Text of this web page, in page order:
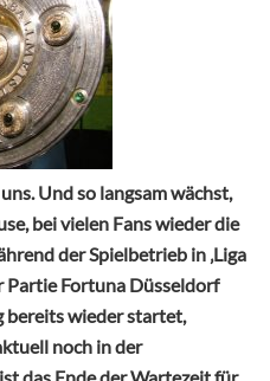
Und so langsam wächst,
bei vielen Fans wieder die
der Spielbetrieb in ‚Liga
Partie Fortuna Düsseldorf
bereits wieder startet,
noch in der